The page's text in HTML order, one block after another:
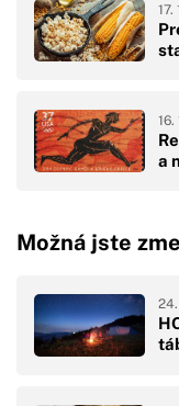
17.
a
16.
Možná jste